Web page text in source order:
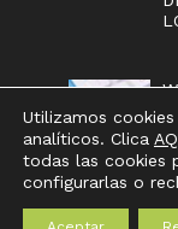
AVISO
Utilizamos
analíticos. Clica
todas las cookies
configurarlas o